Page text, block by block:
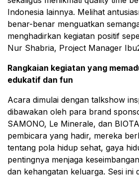
Indonesia lainnya. Melihat
benar-benar menguatkan
menghadirkan kegiatan positif
Nur Shabria, Project Manager
Rangkaian kegiatan yang
edukatif dan fun
Acara dimulai dengan talkshow
dibawakan oleh para brand
SAMONO, Le Minerale, dan
pembicara yang hadir, mereka
tentang pola hidup sehat, gaya
pentingnya menjaga
dan kehangatan keluarga. Sesi ini